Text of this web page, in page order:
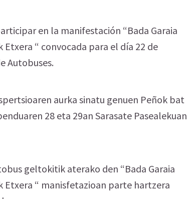
en la manifestación “Bada Garaia
“ convocada para el día 22 de
Autobuses.
aurka sinatu genuen Peñok bat
28 eta 29an Sarasate Pasealekuan
geltokitik aterako den “Bada Garaia
“ manisfetazioan parte hartzera